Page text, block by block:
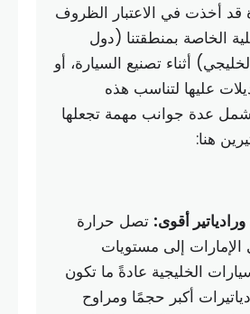
قد أخذت في الاعتبار الظروف
الخاصة بمنطقتنا (دول
أثناء تصنيع السيارة، أو
عليها لتناسب هذه
عدة جوانب مهمة تجعلها
هنا:
أقوى: تصل حرارة
إلى مستويات
الخليجية عادةً ما تكون
أكبر حجمًا ومراوح